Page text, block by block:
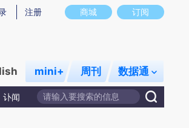
意图存在偏差。不代表财新观点和立场。推荐点击链
商城 订阅
注册
mini+ 周刊 数据通
讣闻